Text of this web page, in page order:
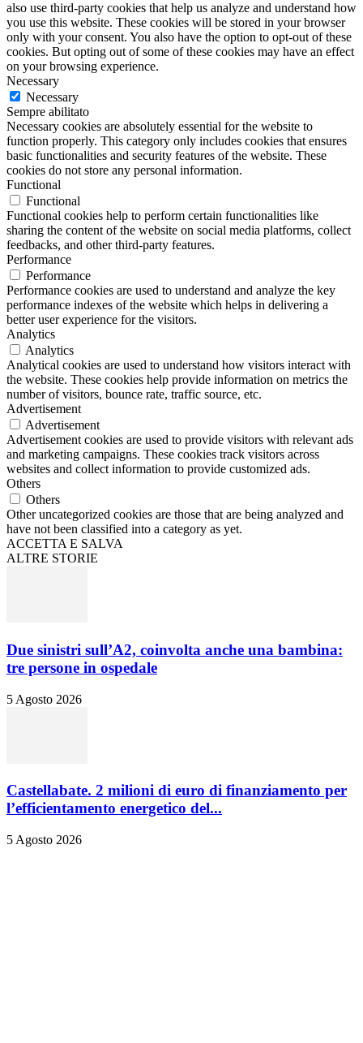
also use third-party cookies that help us analyze and understand how
you use this website. These cookies will be stored in your browser
only with your consent. You also have the option to opt-out of these
cookies. But opting out of some of these cookies may have an effect
on your browsing experience.
Necessary
Necessary
Sempre abilitato
Necessary cookies are absolutely essential for the website to
function properly. This category only includes cookies that ensures
basic functionalities and security features of the website. These
cookies do not store any personal information.
Functional
Functional
Functional cookies help to perform certain functionalities like
sharing the content of the website on social media platforms, collect
feedbacks, and other third-party features.
Performance
Performance
Performance cookies are used to understand and analyze the key
performance indexes of the website which helps in delivering a
better user experience for the visitors.
Analytics
Analytics
Analytical cookies are used to understand how visitors interact with
the website. These cookies help provide information on metrics the
number of visitors, bounce rate, traffic source, etc.
Advertisement
Advertisement
Advertisement cookies are used to provide visitors with relevant ads
and marketing campaigns. These cookies track visitors across
websites and collect information to provide customized ads.
Others
Others
Other uncategorized cookies are those that are being analyzed and
have not been classified into a category as yet.
ACCETTA E SALVA
ALTRE STORIE
Due sinistri sull’A2, coinvolta anche una bambina:
tre persone in ospedale
5 Agosto 2026
Castellabate. 2 milioni di euro di finanziamento per
l’efficientamento energetico del...
5 Agosto 2026